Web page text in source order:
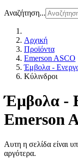
Αναζήτηση...
Αρχική
Προϊόντα
Emerson ASCO
Έμβολα -
Κύλινδρoι
Έμβολα -
Emerson
Αυτη η σελίδα είναι
αργότερα.